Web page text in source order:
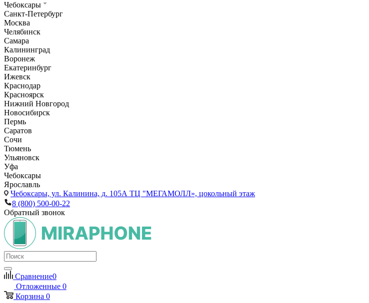
Чебоксары
Санкт-Петербург
Москва
Челябинск
Самара
Калининград
Воронеж
Екатеринбург
Ижевск
Краснодар
Красноярск
Нижний Новгород
Новосибирск
Пермь
Саратов
Сочи
Тюмень
Ульяновск
Уфа
Чебоксары
Ярославль
Чебоксары, ул. Калинина, д. 105А ТЦ "МЕГАМОЛЛ», цокольный этаж
8 (800) 500-00-22
Обратный звонок
Сравнение0
Отложенные 0
Корзина 0